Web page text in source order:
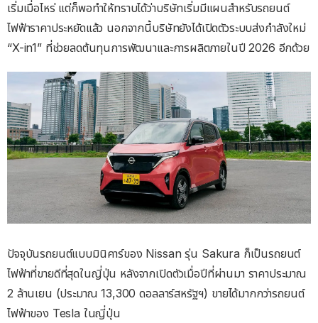
เริ่มเมื่อไหร่ แต่ก็พอทำให้ทราบได้ว่าบริษัทเริ่มมีแผนสำหรับรถยนต์
ไฟฟ้าราคาประหยัดแล้ว นอกจากนี้บริษัทยังได้เปิดตัวระบบส่งกำลังใหม่
“X-in1” ที่ช่วยลดต้นทุนการพัฒนาและการผลิตภายในปี 2026 อีกด้วย
ปัจจุบันรถยนต์แบบมินิคาร์ของ Nissan รุ่น Sakura ก็เป็นรถยนต์
ไฟฟ้าที่ขายดีที่สุดในญี่ปุ่น หลังจากเปิดตัวเมื่อปีที่ผ่านมา ราคาประมาณ
2 ล้านเยน (ประมาณ 13,300 ดอลลาร์สหรัฐฯ) ขายได้มากกว่ารถยนต์
ไฟฟ้าของ Tesla ในญี่ปุ่น